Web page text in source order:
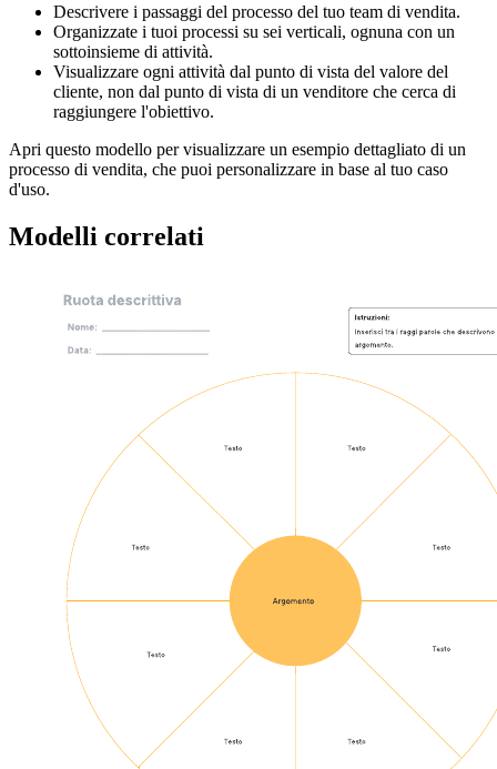
Descrivere i passaggi del processo del tuo team di vendita.
Organizzate i tuoi processi su sei verticali, ognuna con un
sottoinsieme di attività.
Visualizzare ogni attività dal punto di vista del valore del
cliente, non dal punto di vista di un venditore che cerca di
raggiungere l'obiettivo.
Apri questo modello per visualizzare un esempio dettagliato di un
processo di vendita, che puoi personalizzare in base al tuo caso
d'uso.
Modelli correlati